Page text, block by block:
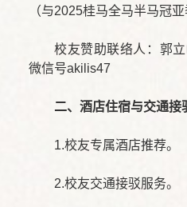
（与2025桂马全马半马冠
校友赞助联络人：郭
微信号akilis47
二、 酒店住宿与交通接
1.校友专属酒店推荐。
2.校友交通接驳服务。